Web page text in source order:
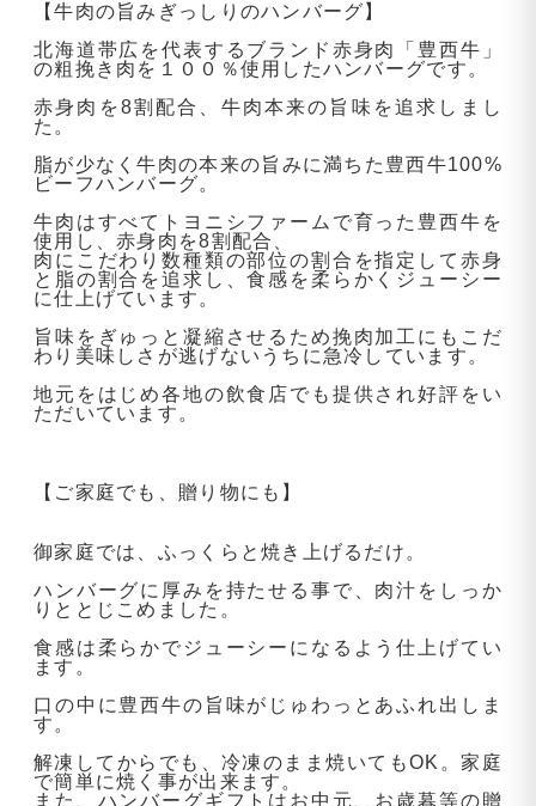
【牛肉の旨みぎっしりのハンバーグ】
北海道帯広を代表するブランド赤身肉「豊西牛」
の粗挽き肉を１００％使用したハンバーグです。
赤身肉を8割配合、牛肉本来の旨味を追求しまし
た。
脂が少なく牛肉の本来の旨みに満ちた豊西牛100%
ビーフハンバーグ。
牛肉はすべてトヨニシファームで育った豊西牛を
使用し、赤身肉を8割配合、
肉にこだわり数種類の部位の割合を指定して赤身
と脂の割合を追求し、食感を柔らかくジューシー
に仕上げています。
旨味をぎゅっと凝縮させるため挽肉加工にもこだ
わり美味しさが逃げないうちに急冷しています。
地元をはじめ各地の飲食店でも提供され好評をい
ただいています。
【ご家庭でも、贈り物にも】
御家庭では、ふっくらと焼き上げるだけ。
ハンバーグに厚みを持たせる事で、肉汁をしっか
りととじこめました。
食感は柔らかでジューシーになるよう仕上げてい
ます。
口の中に豊西牛の旨味がじゅわっとあふれ出しま
す。
解凍してからでも、冷凍のまま焼いてもOK。家庭
で簡単に焼く事が出来ます。
また、ハンバーグギフトはお中元、お歳暮等の贈